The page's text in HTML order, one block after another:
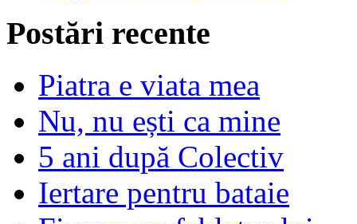
Postări recente
Piatra e viata mea
Nu, nu ești ca mine
5 ani după Colectiv
Iertare pentru bataie